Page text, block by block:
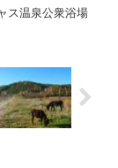
ス温泉公衆浴場